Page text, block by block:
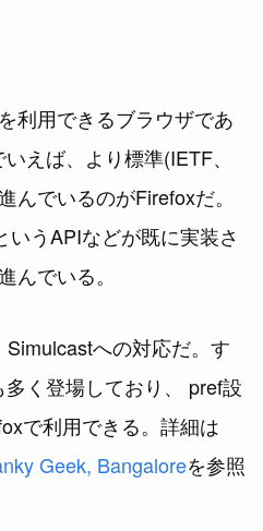
利用できるブラウザであ
えば、より標準(IETF、
んでいるのがFirefoxだ。
うAPIなどが既に実装さ
んでいる。
への対応だ。す
多く登場しており、 pref設
で利用できる。詳細は
Geek, Bangaloreを参照